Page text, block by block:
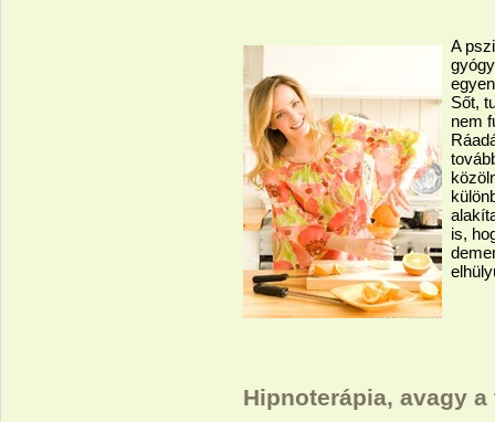
A
Sőt,
nem
is,
Hipnoterápia, avagy